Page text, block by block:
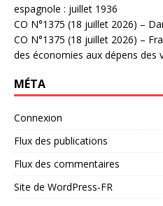
espagnole : juillet 1936
CO N°1375 (18 juillet 2026) –
CO N°1375 (18 juillet 2026) –
des économies aux dépens des
MÉTA
Connexion
Flux des publications
Flux des commentaires
Site de WordPress-FR